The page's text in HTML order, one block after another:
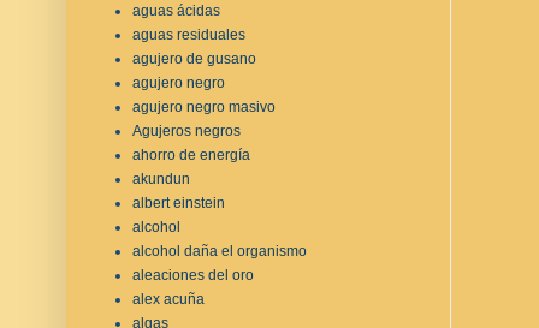
aguas ácidas
aguas residuales
agujero de gusano
agujero negro
agujero negro masivo
Agujeros negros
ahorro de energía
akundun
albert einstein
alcohol
alcohol daña el organismo
aleaciones del oro
alex acuña
algas